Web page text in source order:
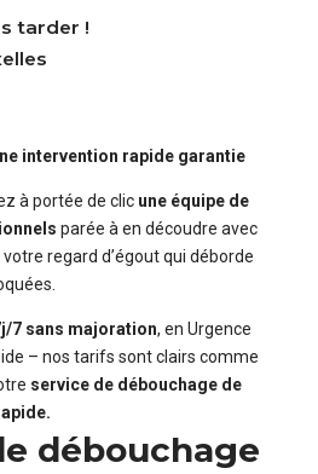
tarder !
intervention rapide garantie
à portée de clic une équipe de
parée à en découdre avec
regard d’égout qui déborde
7 sans majoration, en Urgence
– nos tarifs sont clairs comme
service de débouchage de
débouchage